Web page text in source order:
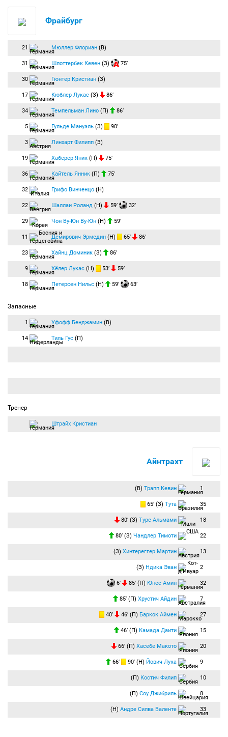
Фрайбург
21 Мюллер Флориан (В)
31 Шлоттербек Кевен (З) 75′
30 Гюнтер Кристиан (З)
17 Кюблер Лукас (З) 86′
34 Темпельман Лино (П) 86′
5 Гульде Мануэль (З) 90′
3 Линхарт Филипп (З)
19 Хаберер Яник (П) 75′
36 Кайтель Янник (П) 75′
32 Грифо Винченцо (Н)
22 Шаллаи Роланд (Н) 59′ 32′
29 Чон Ву-Юн Ву-Юн (Н) 59′
11 Демирович Эрмедин (Н) 65′ 86′
23 Хайнц Доминик (З) 86′
9 Хёлер Лукас (Н) 53′ 59′
18 Петерсен Нильс (Н) 59′ 63′
Запасные
1 Уфофф Бенджамин (В)
14 Тиль Гус (П)
Тренер
Штрайх Кристиан
Айнтрахт
(В) Трапп Кевин 1
65′ (З) Тута 35
80′ (З) Туре Альмами 18
80′ (З) Чандлер Тимоти 22
(З) Хинтереггер Мартин 13
(З) Ндика Эван 2
6′ 85′ (П) Юнес Амин 32
85′ (П) Хрустич Айдин 7
40′ 46′ (П) Баркок Аймен 27
46′ (П) Камада Даити 15
66′ (П) Хасебе Макото 20
66′ 90′ (Н) Йович Лука 9
(П) Костич Филип 10
(П) Соу Джибриль 8
(Н) Андре Силва Валенте 33